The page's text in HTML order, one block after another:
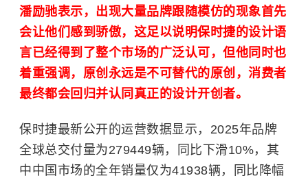
潘励驰表示，出现大量品牌跟随模仿的现象首先
会让他们感到骄傲，这足以说明保时捷的设计语
言已经得到了整个市场的广泛认可，但他同时也
着重强调，原创永远是不可替代的原创，消费者
最终都会回归并认同真正的设计开创者。
保时捷最新公开的运营数据显示，2025年品牌
全球总交付量为279449辆，同比下滑10%，其
中中国市场的全年销量仅为41938辆，同比降幅